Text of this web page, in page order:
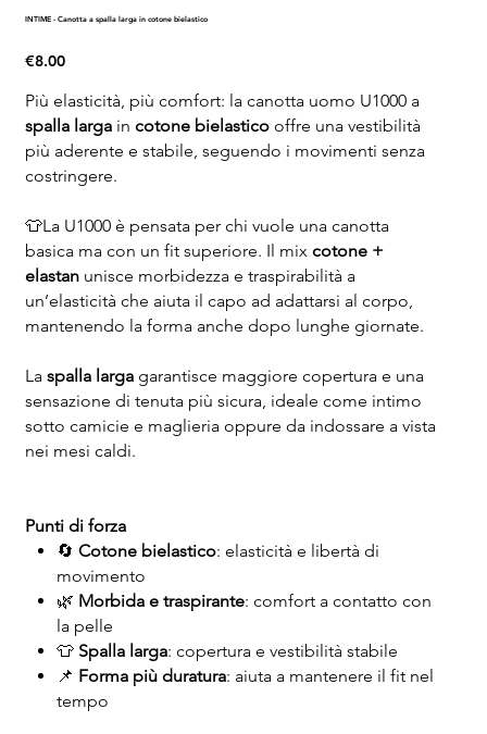
INTIME - Canotta a spalla larga in cotone bielastico
Price
€8.00
Più elasticità, più comfort: la canotta uomo U1000 a
spalla largain cotone bielasticooffre una vestibilità
più aderente e stabile, seguendo i movimenti senza
costringere.
👕La U1000 è pensata per chi vuole una canotta
basica ma con un fit superiore. Il mix cotone +
elastanunisce morbidezza e traspirabilità a
un’elasticità che aiuta il capo ad adattarsi al corpo,
mantenendo la forma anche dopo lunghe giornate.
La spalla largagarantisce maggiore copertura e una
sensazione di tenuta più sicura, ideale come intimo
sotto camicie e maglieria oppure da indossare a vista
nei mesi caldi.
Punti di forza
🔄 Cotone bielastico: elasticità e libertà di
movimento
🌿 Morbida e traspirante: comfort a contatto con
la pelle
👕 Spalla larga: copertura e vestibilità stabile
📌 Forma più duratura: aiuta a mantenere il fit nel
tempo